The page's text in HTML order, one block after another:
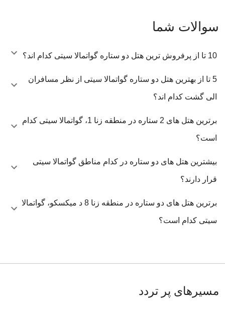
سوالات شما
10 تا از پرفروش ترین هتل دو ستاره گواتمالا سیتی کدام اند؟
5 تا از بهترین هتل دو ستاره گواتمالا سیتی از نظر مسافران
الی گشت کدام اند؟
برترین هتل های 2 ستاره در منطقه زنا 1، گواتمالا سیتی کدام
است؟
بیشترین هتل های دو ستاره در کدام مناطق گواتمالا سیتی
قرار دارند؟
برترین هتل های دو ستاره در منطقه زنا 8 د میکسکو، گواتمالا
سیتی کدام است؟
مسیرهای پر تردد